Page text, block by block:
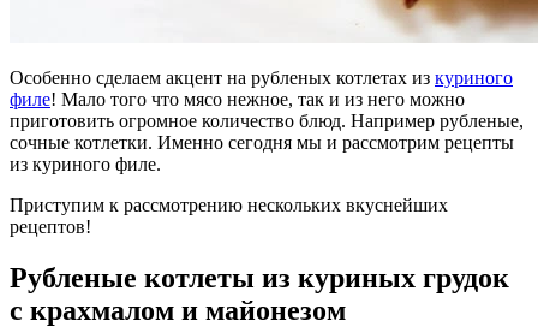
Особенно сделаем акцент на рубленых котлетах из куриного
филе! Мало того что мясо нежное, так и из него можно
приготовить огромное количество блюд. Например рубленые,
сочные котлетки. Именно сегодня мы и рассмотрим рецепты
из куриного филе.
Приступим к рассмотрению нескольких вкуснейших
рецептов!
Рубленые котлеты из куриных грудок
с крахмалом и майонезом